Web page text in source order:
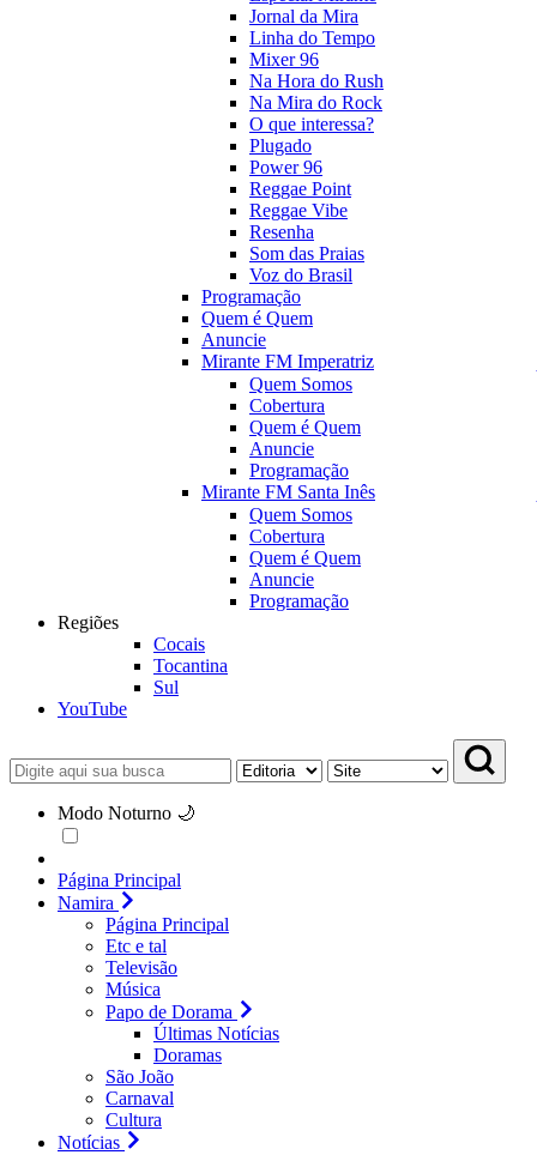
Jornal da Mira
Linha do Tempo
Mixer 96
Na Hora do Rush
Na Mira do Rock
O que interessa?
Plugado
Power 96
Reggae Point
Reggae Vibe
Resenha
Som das Praias
Voz do Brasil
Programação
Quem é Quem
Anuncie
Mirante FM Imperatriz
Quem Somos
Cobertura
Quem é Quem
Anuncie
Programação
Mirante FM Santa Inês
Quem Somos
Cobertura
Quem é Quem
Anuncie
Programação
Regiões
Cocais
Tocantina
Sul
YouTube
Modo Noturno 🌙
Página Principal
Namira
Página Principal
Etc e tal
Televisão
Música
Papo de Dorama
Últimas Notícias
Doramas
São João
Carnaval
Cultura
Notícias